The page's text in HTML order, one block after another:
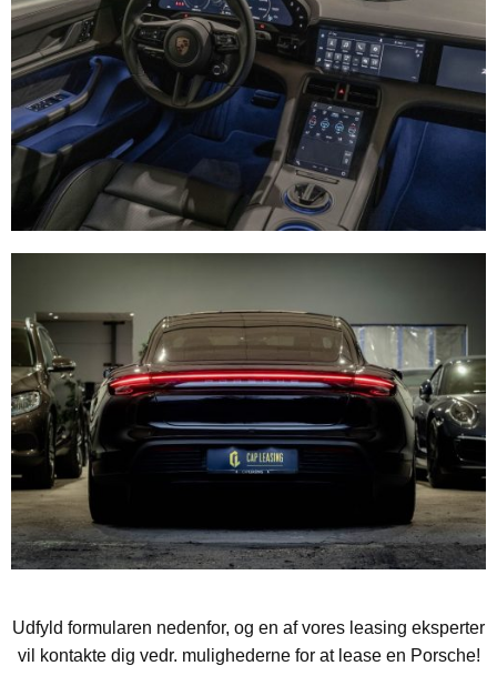
Udfyld formularen nedenfor, og en af vores leasing eksperter
vil kontakte dig vedr. mulighederne for at lease en Porsche!